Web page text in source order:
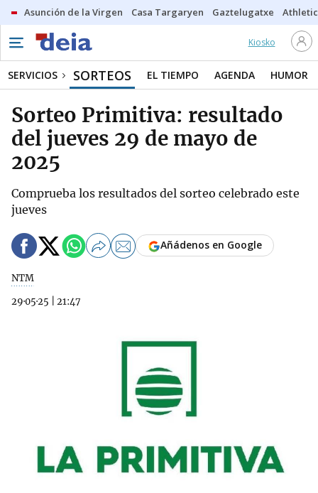
Asunción de la Virgen Casa Targaryen Gaztelugatxe Athletic
Kiosko
SERVICIOS SORTEOS EL TIEMPO AGENDA HUMOR
Sorteo Primitiva: resultado
del jueves 29 de mayo de
2025
Comprueba los resultados del sorteo celebrado este
jueves
NTM
29·05·25
21:47
Añádenos en Google